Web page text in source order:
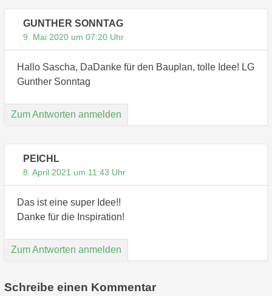
GUNTHER SONNTAG
9. Mai 2020 um 07:20 Uhr
Hallo Sascha, DaDanke für den Bauplan, tolle Idee! LG
Gunther Sonntag
Zum Antworten anmelden
PEICHL
8. April 2021 um 11:43 Uhr
Das ist eine super Idee!!
Danke für die Inspiration!
Zum Antworten anmelden
Schreibe einen Kommentar